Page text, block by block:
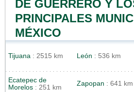
DE GUERRERO Y
PRINCIPALES
MÉXICO
Tijuana : 2515 km León : 536 km
Ecatepec de
Morelos : 251 km
Zapopan : 641 km